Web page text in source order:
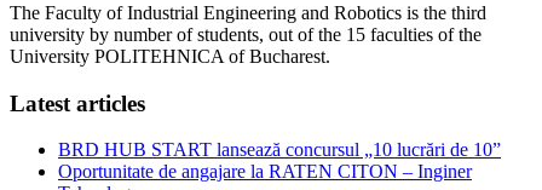
The Faculty of Industrial Engineering and Robotics is the third
university by number of students, out of the 15 faculties of the
University POLITEHNICA of Bucharest.
Latest articles
BRD HUB START lansează concursul „10 lucrări de 10”
Oportunitate de angajare la RATEN CITON – Inginer